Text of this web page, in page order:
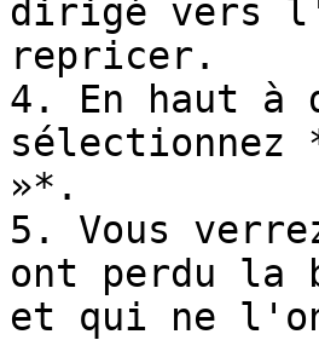
dirigé vers
repricer.
4. En haut
sélectionnez
»*.
5. Vous
ont perdu la
et qui ne